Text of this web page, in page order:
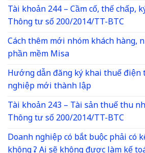
Tài khoản 244 – Cầm cố, thế chấp,
Thông tư số 200/2014/TT-BTC
Cách thêm mới nhóm khách hàng,
phần mềm Misa
Hướng dẫn đăng ký khai thuế điện
nghiệp mới thành lập
Tài khoản 243 – Tài sản thuế thu
Thông tư số 200/2014/TT-BTC
Doanh nghiệp có bắt buộc phải có